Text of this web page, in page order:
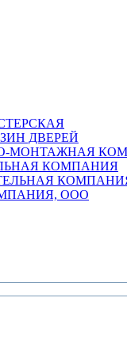
ДВЕРЕЙ
МОНТАЖНАЯ
КОМПАНИЯ
ООО